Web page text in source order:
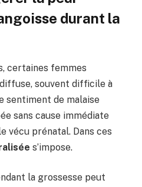
durant la
certaines femmes
souvent difficile à
sentiment de malaise
sans cause immédiate
vécu prénatal. Dans ces
s’impose.
la grossesse peut